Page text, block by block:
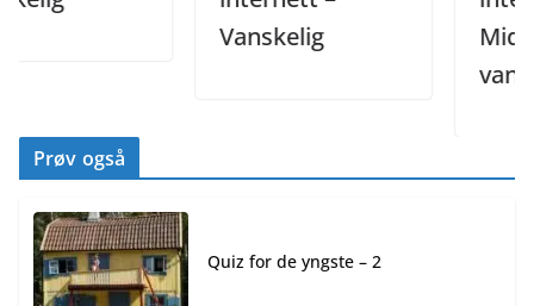
Vanskelig
Middels
vanskelig
Prøv også
Quiz for de yngste – 2